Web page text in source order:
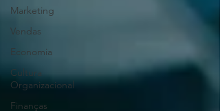
Marketing
Vendas
Economia
Cultura
Organizacional
Finanças